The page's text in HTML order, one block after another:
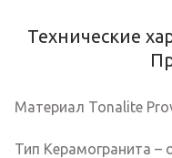
Технические
Материал Tonalite
Тип Керамогранита –